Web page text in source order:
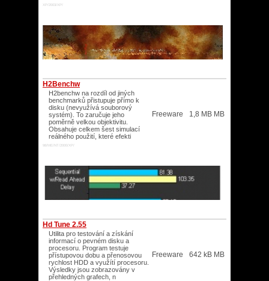
XP/2003/XP/
H2Benchw
H2benchw na rozdíl od jiných
benchmarků přistupuje přímo k
disku (nevyužívá souborový
systém). To zaručuje jeho
poměrně velkou objektivitu.
Obsahuje celkem šest simulací
reálného použití, které efekti
98/ME/NT/2000/XP/
Freeware 1,8 MB MB
Hd Tune 2.55
Utilita pro testování a získání
informací o pevném disku a
procesoru. Program testuje
přístupovou dobu a přenosovou
rychlost HDD a využítí procesoru.
Výsledky jsou zobrazovány v
přehledných grafech, n
Freeware 642 kB MB